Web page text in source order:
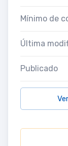
Mínimo de
Última
Publicado